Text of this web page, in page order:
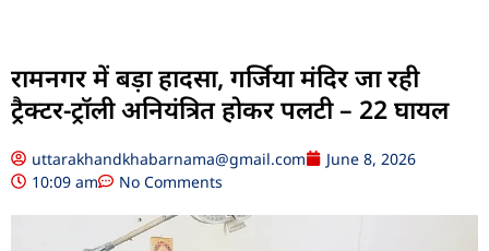
रामनगर में बड़ा हादसा, गर्जिया मंदिर जा रही
ट्रैक्टर-ट्रॉली अनियंत्रित होकर पलटी – 22 घायल
uttarakhandkhabarnama@gmail.com
June 8, 2026
10:09 am
No Comments